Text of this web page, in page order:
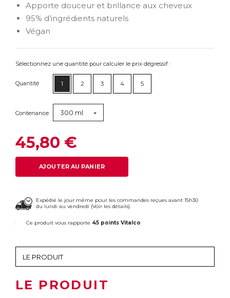
Apporte douceur et brillance aux cheveux
95% d’ingrédients naturels
Végan
Sélectionnez une quantité pour calculer le prix dégressif :
Quantité 1 2 3 4 5
Contenance 300 ml
45,80 €
AJOUTER AU PANIER
Expédié le jour même pour les commandes reçues avant 15h30
du lundi au vendredi (Voir les détails).
Ce produit vous rapporte 45 points Vitalco
LE PRODUIT